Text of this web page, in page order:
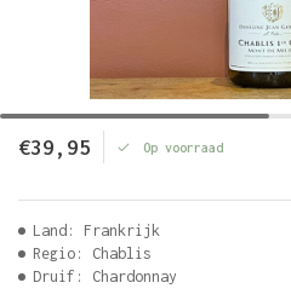
€39,95 Op voorraad
Land: Frankrijk
Regio: Chablis
Druif: Chardonnay